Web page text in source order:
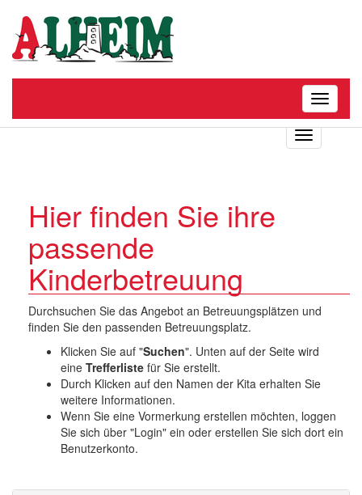
Toggle
Hier finden Sie ihre
passende
Kinderbetreuung
Durchsuchen Sie das Angebot an Betreuungsplätzen und
finden Sie den passenden Betreuungsplatz.
Klicken Sie auf "Suchen". Unten auf der Seite wird
eine Trefferliste für Sie erstellt.
Durch Klicken auf den Namen der Kita erhalten Sie
weitere Informationen.
Wenn Sie eine Vormerkung erstellen möchten, loggen
Sie sich über "Login" ein oder erstellen Sie sich dort ein
Benutzerkonto.
T
o
g
a
i
n